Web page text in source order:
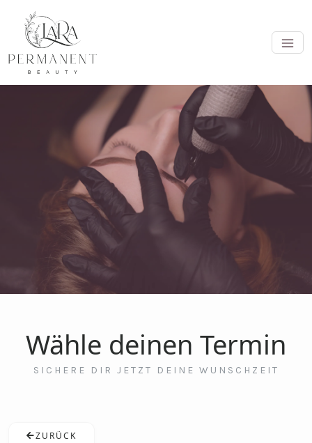
Wähle deinen Termin
SICHERE DIR JETZT DEINE WUNSCHZEIT
ZURÜCK